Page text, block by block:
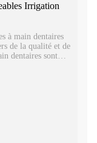
Irrigation
à main dentaires
de la qualité et de
dentaires sont